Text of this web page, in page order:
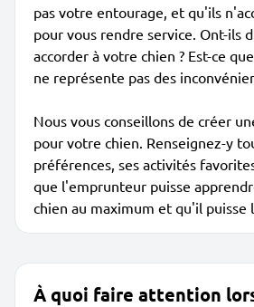
pas votre entourage, et qu'ils
pour vous rendre service. Ont-ils
accorder à votre chien ? Est-ce
ne représente pas des
Nous vous conseillons de créer
pour votre chien. Renseignez-y
préférences, ses activités
que l'emprunteur puisse
chien au maximum et qu'il puisse
À quoi faire attention